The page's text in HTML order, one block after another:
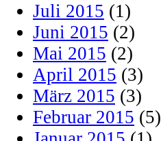
Juli 2015 (1)
Juni 2015 (2)
Mai 2015 (2)
April 2015 (3)
März 2015 (3)
Februar 2015 (5)